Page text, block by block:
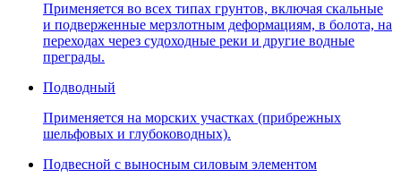
Применяется во всех типах грунтов, включая скальные
и подверженные мерзлотным деформациям, в болота, на
переходах через судоходные реки и другие водные
преграды.
Подводный
Применяется на морских участках (прибрежных
шельфовых и глубоководных).
Подвесной с выносным силовым элементом